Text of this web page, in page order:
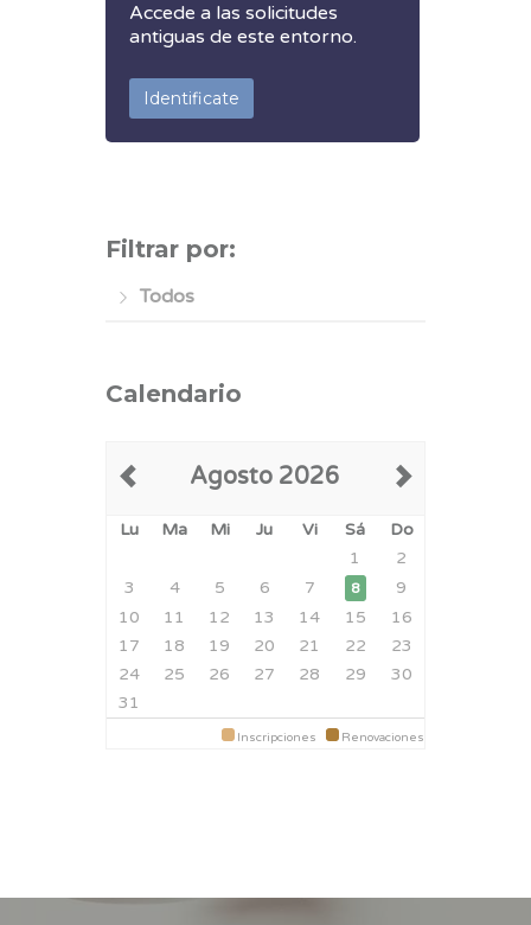
Accede a las solicitudes
antiguas de este entorno.
Identificate
Filtrar por:
Todos
Calendario
Agosto 2026
Lu Ma Mi Ju Vi Sá
Do
1
2
3
4 5 6 7 8
9
10
11 12 13 14 15
16
17
18 19 20 21 22
23
24
25 26 27 28 29
30
31
Inscripciones Renovaciones